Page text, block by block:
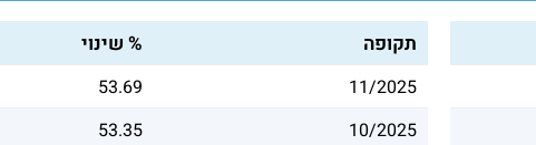
תקופה % שינוי
11/2025
53.69
10/2025
53.35